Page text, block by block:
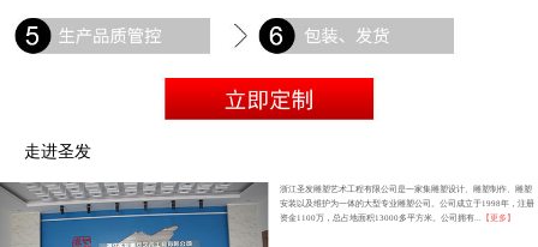
走进圣发
浙江圣发雕塑艺术工程有限公司是一家集雕塑设计、雕塑制作、雕塑
安装以及维护为一体的大型专业雕塑公司。公司成立于1998年，注册
资金1100万，总占地面积13000多平方米。公司拥有...
【更多】